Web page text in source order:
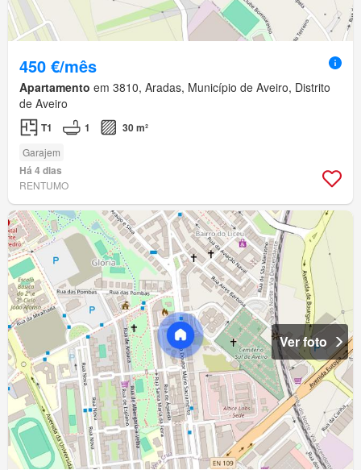
450 €/mês
Apartamento em 3810, Aradas, Município de Aveiro, Distrito
de Aveiro
T1 1 30 m²
Garajem
Há 4 dias
RENTUMO
Ver foto